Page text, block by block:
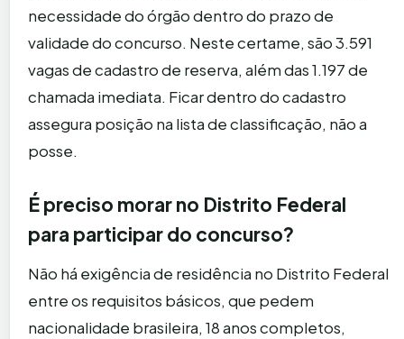
necessidade do órgão dentro do prazo de
validade do concurso. Neste certame, são 3.591
vagas de cadastro de reserva, além das 1.197 de
chamada imediata. Ficar dentro do cadastro
assegura posição na lista de classificação, não a
posse.
É preciso morar no Distrito Federal
para participar do concurso?
Não há exigência de residência no Distrito Federal
entre os requisitos básicos, que pedem
nacionalidade brasileira, 18 anos completos,